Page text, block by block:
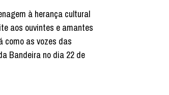
à herança cultural
aos ouvintes e amantes
como as vozes das
Bandeira no dia 22 de